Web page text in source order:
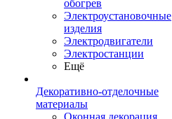
обогрев
Электроустановочные
изделия
Электродвигатели
Электростанции
Ещё
Декоративно-отделочные
материалы
Оконная декорация